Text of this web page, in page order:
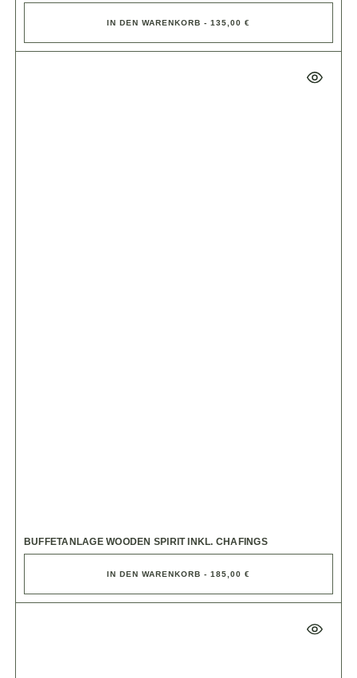
IN DEN WARENKORB - 135,00 €
BUFFETANLAGE WOODEN SPIRIT INKL. CHAFINGS
IN DEN WARENKORB - 185,00 €